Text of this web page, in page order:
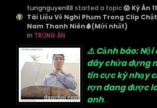
tungnguyen88 started a topic😱 Kỳ Án
Tài Liệu Về Nghi Phạm Trong Clip
Nam Thanh Niên🩸(Mới nhất)
in TRỌNG ÁN
⚠️ Cảnh báo:
đây chứa đựng
tin cực kỳ nhạy
rợn đang được
anh...